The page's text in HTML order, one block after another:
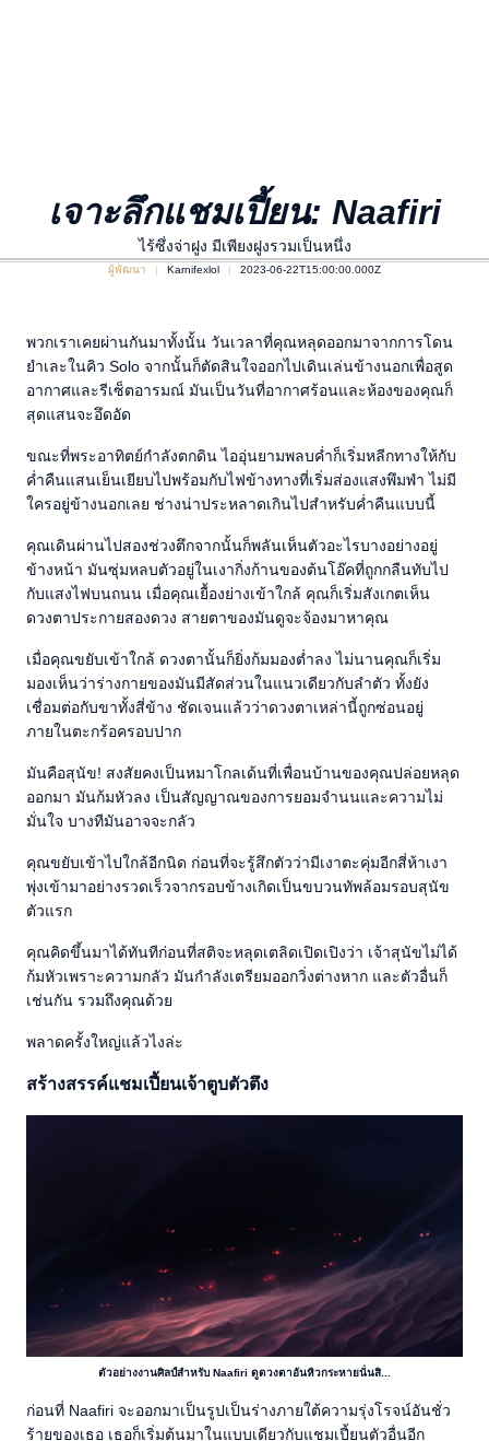
เจาะลึกแชมเปี้ยน: Naafiri
ไร้ซึ่งจ่าฝูง มีเพียงฝูงรวมเป็นหนึ่ง
ผู้พัฒนา Karnifexlol 2023-06-22T15:00:00.000Z
พวกเราเคยผ่านกันมาทั้งนั้น วันเวลาที่คุณหลุดออกมาจากการโดน
ยำเละในคิว Solo จากนั้นก็ตัดสินใจออกไปเดินเล่นข้างนอกเพื่อสูด
อากาศและรีเซ็ตอารมณ์ มันเป็นวันที่อากาศร้อนและห้องของคุณก็
สุดแสนจะอึดอัด
ขณะที่พระอาทิตย์กำลังตกดิน ไออุ่นยามพลบค่ำก็เริ่มหลีกทางให้กับ
ค่ำคืนแสนเย็นเยียบไปพร้อมกับไฟข้างทางที่เริ่มส่องแสงพึมพำ ไม่มี
ใครอยู่ข้างนอกเลย ช่างน่าประหลาดเกินไปสำหรับค่ำคืนแบบนี้
คุณเดินผ่านไปสองช่วงตึกจากนั้นก็พลันเห็นตัวอะไรบางอย่างอยู่
ข้างหน้า มันซุ่มหลบตัวอยู่ในเงากิ่งก้านของต้นโอ๊คที่ถูกกลืนทับไป
กับแสงไฟบนถนน เมื่อคุณเยื้องย่างเข้าใกล้ คุณก็เริ่มสังเกตเห็น
ดวงตาประกายสองดวง สายตาของมันดูจะจ้องมาหาคุณ
เมื่อคุณขยับเข้าใกล้ ดวงตานั้นก็ยิ่งก้มมองต่ำลง ไม่นานคุณก็เริ่ม
มองเห็นว่าร่างกายของมันมีสัดส่วนในแนวเดียวกับลำตัว ทั้งยัง
เชื่อมต่อกับขาทั้งสี่ข้าง ชัดเจนแล้วว่าดวงตาเหล่านี้ถูกซ่อนอยู่
ภายในตะกร้อครอบปาก
มันคือสุนัข! สงสัยคงเป็นหมาโกลเด้นที่เพื่อนบ้านของคุณปล่อยหลุด
ออกมา มันก้มหัวลง เป็นสัญญาณของการยอมจำนนและความไม่
มั่นใจ บางทีมันอาจจะกลัว
คุณขยับเข้าไปใกล้อีกนิด ก่อนที่จะรู้สึกตัวว่ามีเงาตะคุ่มอีกสี่ห้าเงา
พุ่งเข้ามาอย่างรวดเร็วจากรอบข้างเกิดเป็นขบวนทัพล้อมรอบสุนัข
ตัวแรก
คุณคิดขึ้นมาได้ทันทีก่อนที่สติจะหลุดเตลิดเปิดเปิงว่า เจ้าสุนัขไม่ได้
ก้มหัวเพราะความกลัว มันกำลังเตรียมออกวิ่งต่างหาก และตัวอื่นก็
เช่นกัน รวมถึงคุณด้วย
พลาดครั้งใหญ่แล้วไงล่ะ
สร้างสรรค์แชมเปี้ยนเจ้าตูบตัวตึง
ตัวอย่างงานศิลป์สำหรับ Naafiri ดูดวงตาอันหิวกระหายนั่นสิ...
ก่อนที่ Naafiri จะออกมาเป็นรูปเป็นร่างภายใต้ความรุ่งโรจน์อันชั่ว
ร้ายของเธอ เธอก็เริ่มต้นมาในแบบเดียวกับแชมเปี้ยนตัวอื่นอีก